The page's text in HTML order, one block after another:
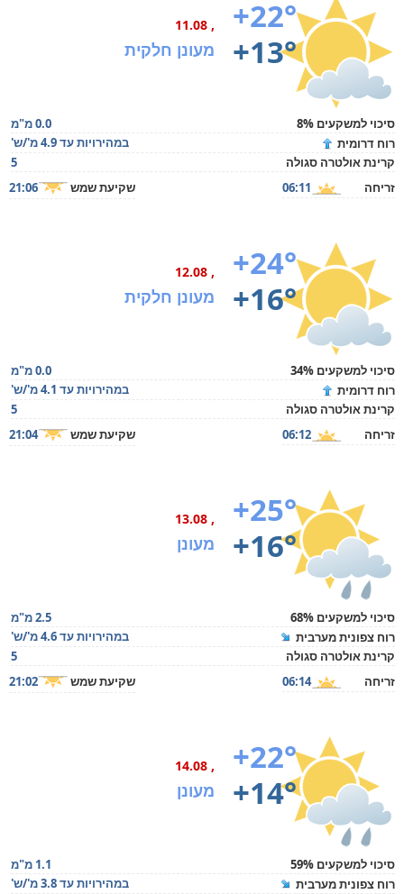
+22°
+13°
, 11.08
מעונן חלקית
סיכוי למשקעים 8%
0.0 מ"מ
רוח דרומית
במהירויות עד 4.9 מ'/ש'
קרינת אולטרה סגולה
5
זריחה
06:11 שקיעת שמש 21:06
+24°
+16°
, 12.08
מעונן חלקית
סיכוי למשקעים 34%
0.0 מ"מ
רוח דרומית
במהירויות עד 4.1 מ'/ש'
קרינת אולטרה סגולה
5
זריחה
06:12 שקיעת שמש 21:04
+25°
+16°
, 13.08
מעונן
סיכוי למשקעים 68%
2.5 מ"מ
רוח צפונית מערבית
במהירויות עד 4.6 מ'/ש'
קרינת אולטרה סגולה
5
זריחה
06:14 שקיעת שמש 21:02
+22°
+14°
, 14.08
מעונן
סיכוי למשקעים 59%
1.1 מ"מ
רוח צפונית מערבית
במהירויות עד 3.8 מ'/ש'